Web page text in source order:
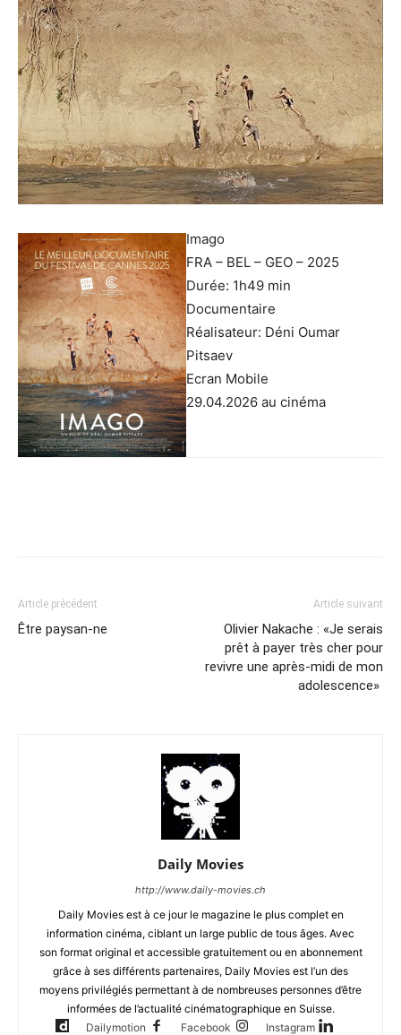
Imago
FRA – BEL – GEO – 2025
Durée: 1h49 min
Documentaire
Réalisateur: Déni Oumar
Pitsaev
Ecran Mobile
29.04.2026 au cinéma
Article précédent
Être paysan-ne
Article suivant
Olivier Nakache : «Je serais
prêt à payer très cher pour
revivre une après-midi de mon
adolescence»
Daily Movies
http://www.daily-movies.ch
Daily Movies est à ce jour le magazine le plus complet en
information cinéma, ciblant un large public de tous âges. Avec
son format original et accessible gratuitement ou en abonnement
grâce à ses différents partenaires, Daily Movies est l’un des
moyens privilégiés permettant à de nombreuses personnes d’être
informées de l’actualité cinématographique en Suisse.
Dailymotion
Facebook
Instagram